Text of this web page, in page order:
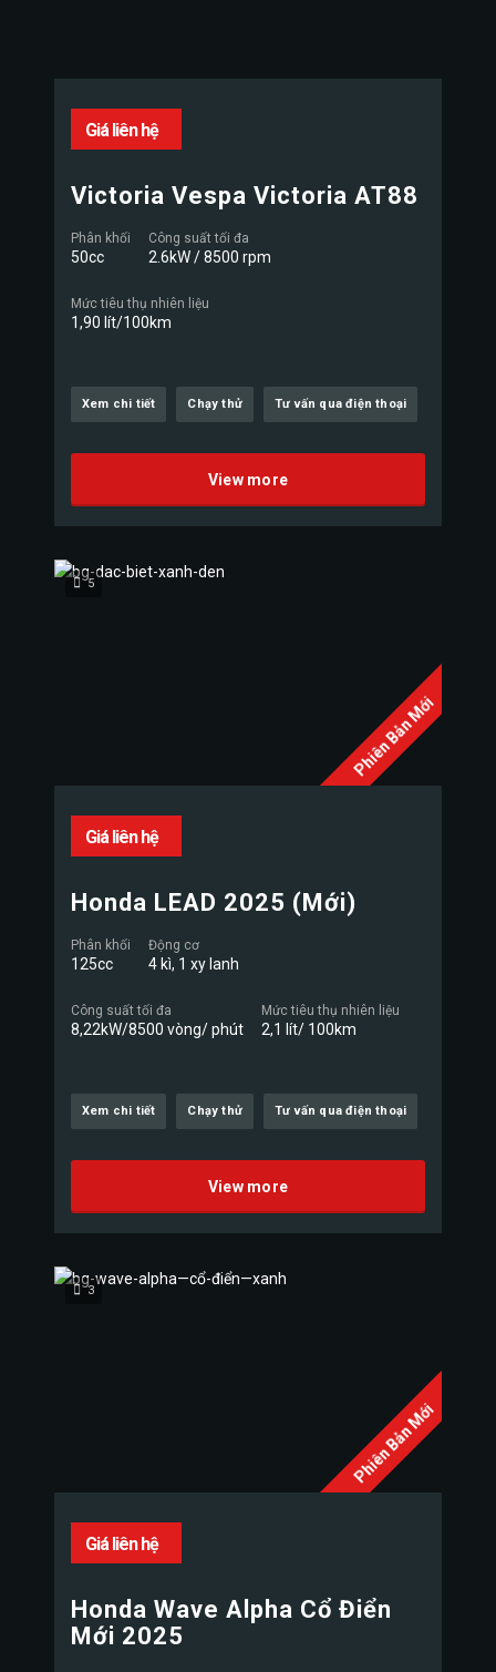
Giá liên hệ
Victoria Vespa Victoria AT88
Phân khối
50cc
Công suất tối đa
2.6kW / 8500 rpm
Mức tiêu thụ nhiên liệu
1,90 lít/100km
Xem chi tiết Chạy thử Tư vấn qua điện thoại
View more
Phiên Bản Mới
5
Giá liên hệ
Honda LEAD 2025 (Mới)
Phân khối
125cc
Động cơ
4 kì, 1 xy lanh
Công suất tối đa
8,22kW/8500 vòng/ phút
Mức tiêu thụ nhiên liệu
2,1 lít/ 100km
Xem chi tiết Chạy thử Tư vấn qua điện thoại
View more
Phiên Bản Mới
3
Giá liên hệ
Honda Wave Alpha Cổ Điển
Mới 2025